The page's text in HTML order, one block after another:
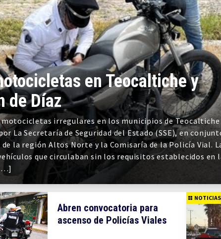
en Teocaltiche y
de Díaz
motocicletas irregulares en los municipios de Teocaltiche
La Secretaría de Seguridad del Estado (SSE), en
la región Altos Norte y la Comisaría de la Policía Vial.
que circulaban sin los requisitos establecidos en
Abren convocatoria para
ascenso de Policías Viales
NOTICIAS